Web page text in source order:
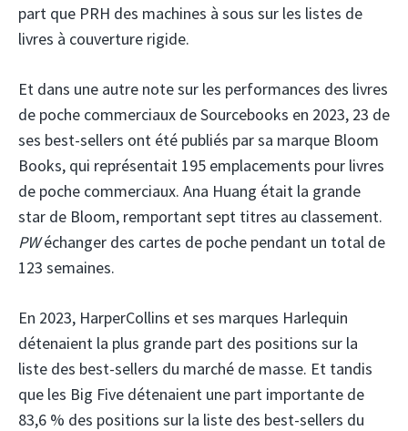
part que PRH des machines à sous sur les listes de
livres à couverture rigide.
Et dans une autre note sur les performances des livres
de poche commerciaux de Sourcebooks en 2023, 23 de
ses best-sellers ont été publiés par sa marque Bloom
Books, qui représentait 195 emplacements pour livres
de poche commerciaux. Ana Huang était la grande
star de Bloom, remportant sept titres au classement.
PWéchanger des cartes de poche pendant un total de
123 semaines.
En 2023, HarperCollins et ses marques Harlequin
détenaient la plus grande part des positions sur la
liste des best-sellers du marché de masse. Et tandis
que les Big Five détenaient une part importante de
83,6 % des positions sur la liste des best-sellers du